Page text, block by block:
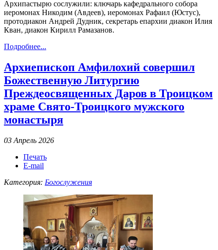
Архипастырю сослужили: ключарь кафедрального собора
иеромонах Никодим (Авдеев), иеромонах Рафаил (Юстус),
протодиакон Андрей Дудник, секретарь епархии диакон Илия
Кван, диакон Кирилл Рамазанов.
Подробнее...
Архиепископ Амфилохий совершил
Божественную Литургию
Преждеосвященных Даров в Троицком
храме Свято-Троицкого мужского
монастыря
03 Апрель 2026
Печать
E-mail
Категория: Богослужения